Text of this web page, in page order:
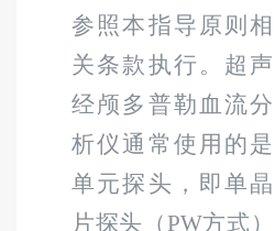
参照本指导原则相
关条款执行。超声
经颅多普勒血流分
析仪通常使用的是
单元探头，即单晶
片探头（PW方式）